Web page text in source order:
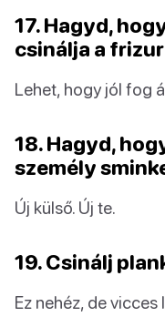
17. Hagyd,
csinálja a
Lehet, hogy jól fog
18. Hagyd,
személy
Új külső. Új te.
19. Csinálj
Ez nehéz, de